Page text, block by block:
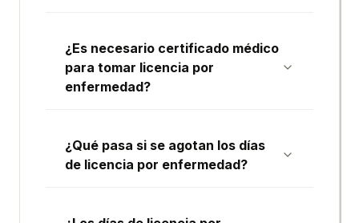
¿Es necesario certificado médico
para tomar licencia por
enfermedad?
¿Qué pasa si se agotan los días
de licencia por enfermedad?